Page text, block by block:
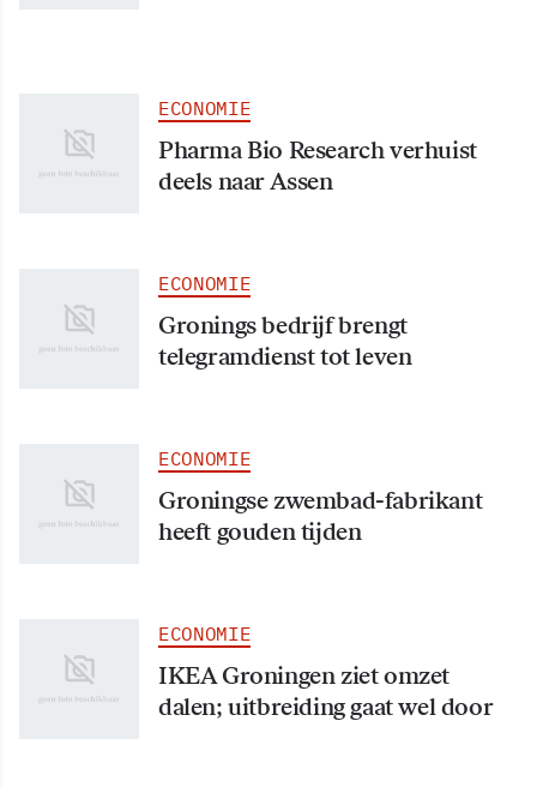
ECONOMIE
Pharma Bio Research verhuist
deels naar Assen
ECONOMIE
Gronings bedrijf brengt
telegramdienst tot leven
ECONOMIE
Groningse zwembad-fabrikant
heeft gouden tijden
ECONOMIE
IKEA Groningen ziet omzet
dalen; uitbreiding gaat wel door